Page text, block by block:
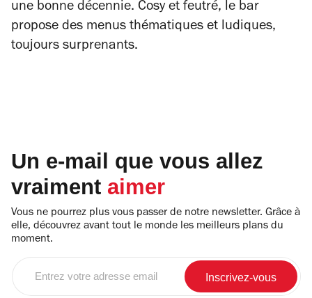
une bonne décennie. Cosy et feutré, le bar
propose des menus thématiques et ludiques,
toujours surprenants.
Un e-mail que vous allez
vraiment aimer
Vous ne pourrez plus vous passer de notre newsletter. Grâce à
elle, découvrez avant tout le monde les meilleurs plans du
moment.